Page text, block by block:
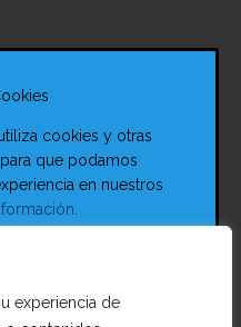
experiencia de
5 Ene 2019
deportivo
cookies y otras
que podamos
en nuestros